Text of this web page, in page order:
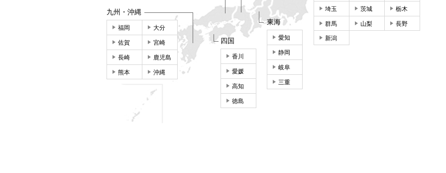
埼玉 茨城 栃木
群馬 山梨 長野
新潟
東海
愛知
静岡
岐阜
三重
四国
香川
愛媛
高知
徳島
九州・沖縄
福岡 大分
佐賀 宮崎
長崎 鹿児島
熊本 沖縄